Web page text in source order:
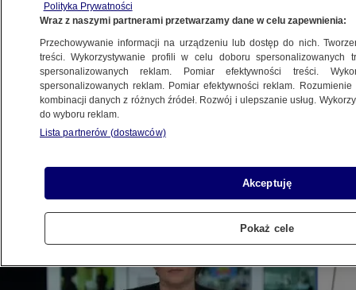
odrodzenie zajmie kilkadziesiąt lat. Jak
można pomóc?
17.08.2022, 13:55
Udostępnij
Polityka Prywatności
Wraz z naszymi partnerami przetwarzamy dane w celu zapewnienia:
Przechowywanie informacji na urządzeniu lub dostęp do nich.
treści. Wykorzystywanie profili w celu doboru spersonalizowanych
spersonalizowanych reklam. Pomiar efektywności treści.
spersonalizowanych reklam. Pomiar efektywności reklam.
kombinacji danych z różnych źródeł. Rozwój i ulepszanie usług.
do wyboru reklam.
Lista partnerów (dostawców)
Akceptuję
Pokaż cele